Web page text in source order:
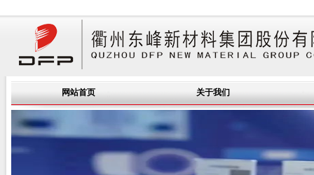
网站首页 关于我们